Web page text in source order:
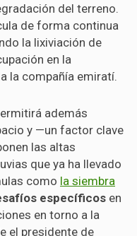
del terreno.
de forma continua
la lixiviación de
en la
la compañía emiratí.
además
y —un factor clave
las altas
que ya ha llevado
como la siembra
específicos en
en torno a la
el presidente de